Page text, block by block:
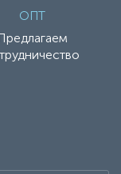
ОПТ